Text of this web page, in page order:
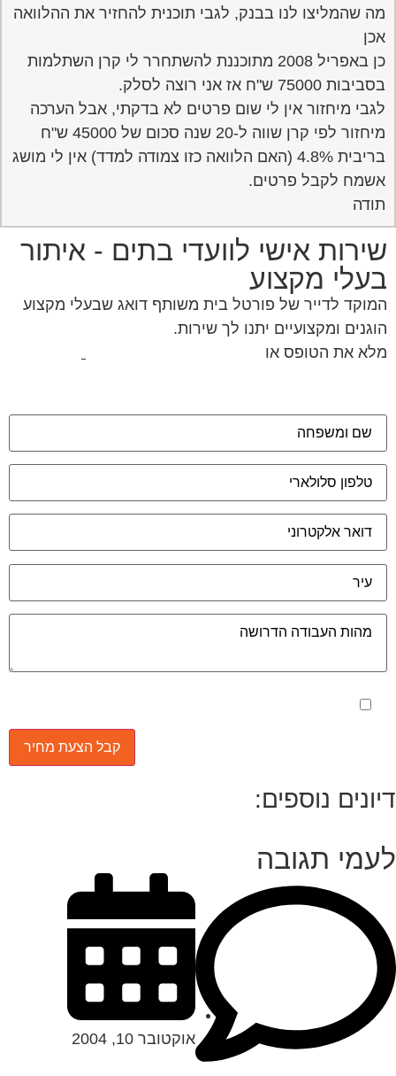
מה שהמליצו לנו בבנק, לגבי תוכנית להחזיר את ההלוואה
אכן
כן באפריל 2008 מתוכננת להשתחרר לי קרן השתלמות
בסביבות 75000 ש"ח אז אני רוצה לסלק.
לגבי מיחזור אין לי שום פרטים לא בדקתי, אבל הערכה
מיחזור לפי קרן שווה ל-20 שנה סכום של 45000 ש"ח
בריבית 4.8% (האם הלוואה כזו צמודה למדד) אין לי מושג
אשמח לקבל פרטים.
תודה
שירות אישי לוועדי בתים - איתור
בעלי מקצוע
המוקד לדייר של פורטל בית משותף דואג שבעלי מקצוע
הוגנים ומקצועיים יתנו לך שירות.
מלא את הטופס אולחץ לשליחת הודעת ווצאפ
מאשר את תנאי הפרטיות
נוספים:
תגובה
אוקטובר 10, 2004